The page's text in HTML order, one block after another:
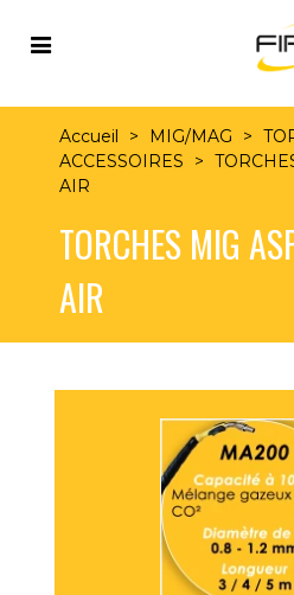
Accueil > MIG/MAG >
ACCESSOIRES
>
AIR
TORCHES MIG
AIR